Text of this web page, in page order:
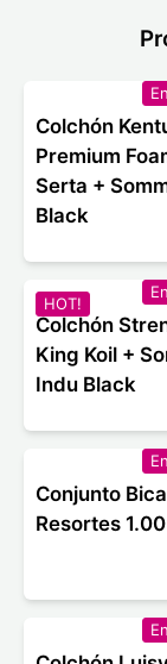
Colchón
Premium
Serta +
Black
HOT!
Colchón
King Koil +
Indu Black
Conjunto
Resortes